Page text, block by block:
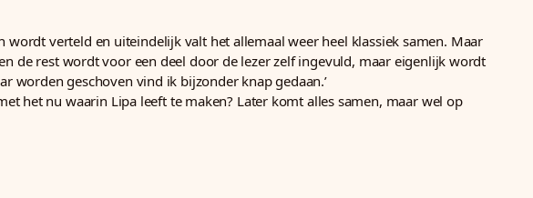
verteld en uiteindelijk valt het allemaal weer heel klassiek samen. Maar
de rest wordt voor een deel door de lezer zelf ingevuld, maar eigenlijk wordt
worden geschoven vind ik bijzonder knap gedaan.’
het nu waarin Lipa leeft te maken? Later komt alles samen, maar wel op